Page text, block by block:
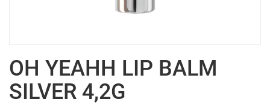
OH YEAHH LIP BALM
SILVER 4,2G